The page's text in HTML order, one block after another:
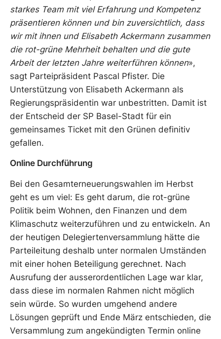
starkes Team mit viel Erfahrung und Kompetenz
präsentieren können und bin zuversichtlich, dass
wir mit ihnen und Elisabeth Ackermann zusammen
die rot-grüne Mehrheit behalten und die gute
Arbeit der letzten Jahre weiterführen können»,
sagt Parteipräsident Pascal Pfister. Die
Unterstützung von Elisabeth Ackermann als
Regierungspräsidentin war unbestritten. Damit ist
der Entscheid der SP Basel-Stadt für ein
gemeinsames Ticket mit den Grünen definitiv
gefallen.
Online Durchführung
Bei den Gesamterneuerungswahlen im Herbst
geht es um viel: Es geht darum, die rot-grüne
Politik beim Wohnen, den Finanzen und dem
Klimaschutz weiterzuführen und zu entwickeln. An
der heutigen Delegiertenversammlung hätte die
Parteileitung deshalb unter normalen Umständen
mit einer hohen Beteiligung gerechnet. Nach
Ausrufung der ausserordentlichen Lage war klar,
dass diese im normalen Rahmen nicht möglich
sein würde. So wurden umgehend andere
Lösungen geprüft und Ende März entschieden, die
Versammlung zum angekündigten Termin online